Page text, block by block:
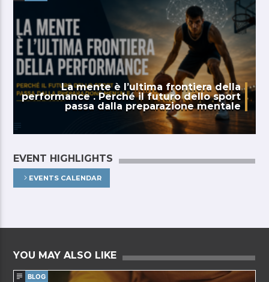
La mente è l’ultima frontiera della
performance . Perché il futuro dello sport
passa dalla preparazione mentale
EVENT HIGHLIGHTS
EVENTS CALENDAR
YOU MAY ALSO LIKE
BLOG